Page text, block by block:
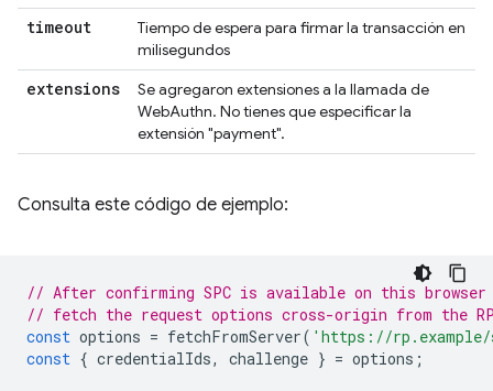
timeout
Tiempo de espera para firmar la transacción en
milisegundos
extensions
Se agregaron extensiones a la llamada de
WebAuthn. No tienes que especificar la
extensión "payment".
Consulta este código de ejemplo:
// After confirming SPC is available on this
// fetch the request options cross-origin from the
const options = fetchFromServer( 'https://rp.example/
const { credentialIds, challenge } = options ;